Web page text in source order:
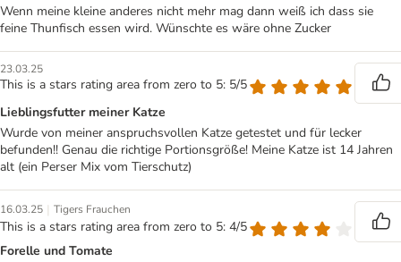
Wenn meine kleine anderes nicht mehr mag dann weiß ich dass sie
feine Thunfisch essen wird. Wünschte es wäre ohne Zucker
23.03.25
This is a stars rating area from zero to 5: 5/5
Lieblingsfutter meiner Katze
Wurde von meiner anspruchsvollen Katze getestet und für lecker
befunden!! Genau die richtige Portionsgröße! Meine Katze ist 14 Jahren
alt (ein Perser Mix vom Tierschutz)
16.03.25 | Tigers Frauchen
This is a stars rating area from zero to 5: 4/5
Forelle und Tomate